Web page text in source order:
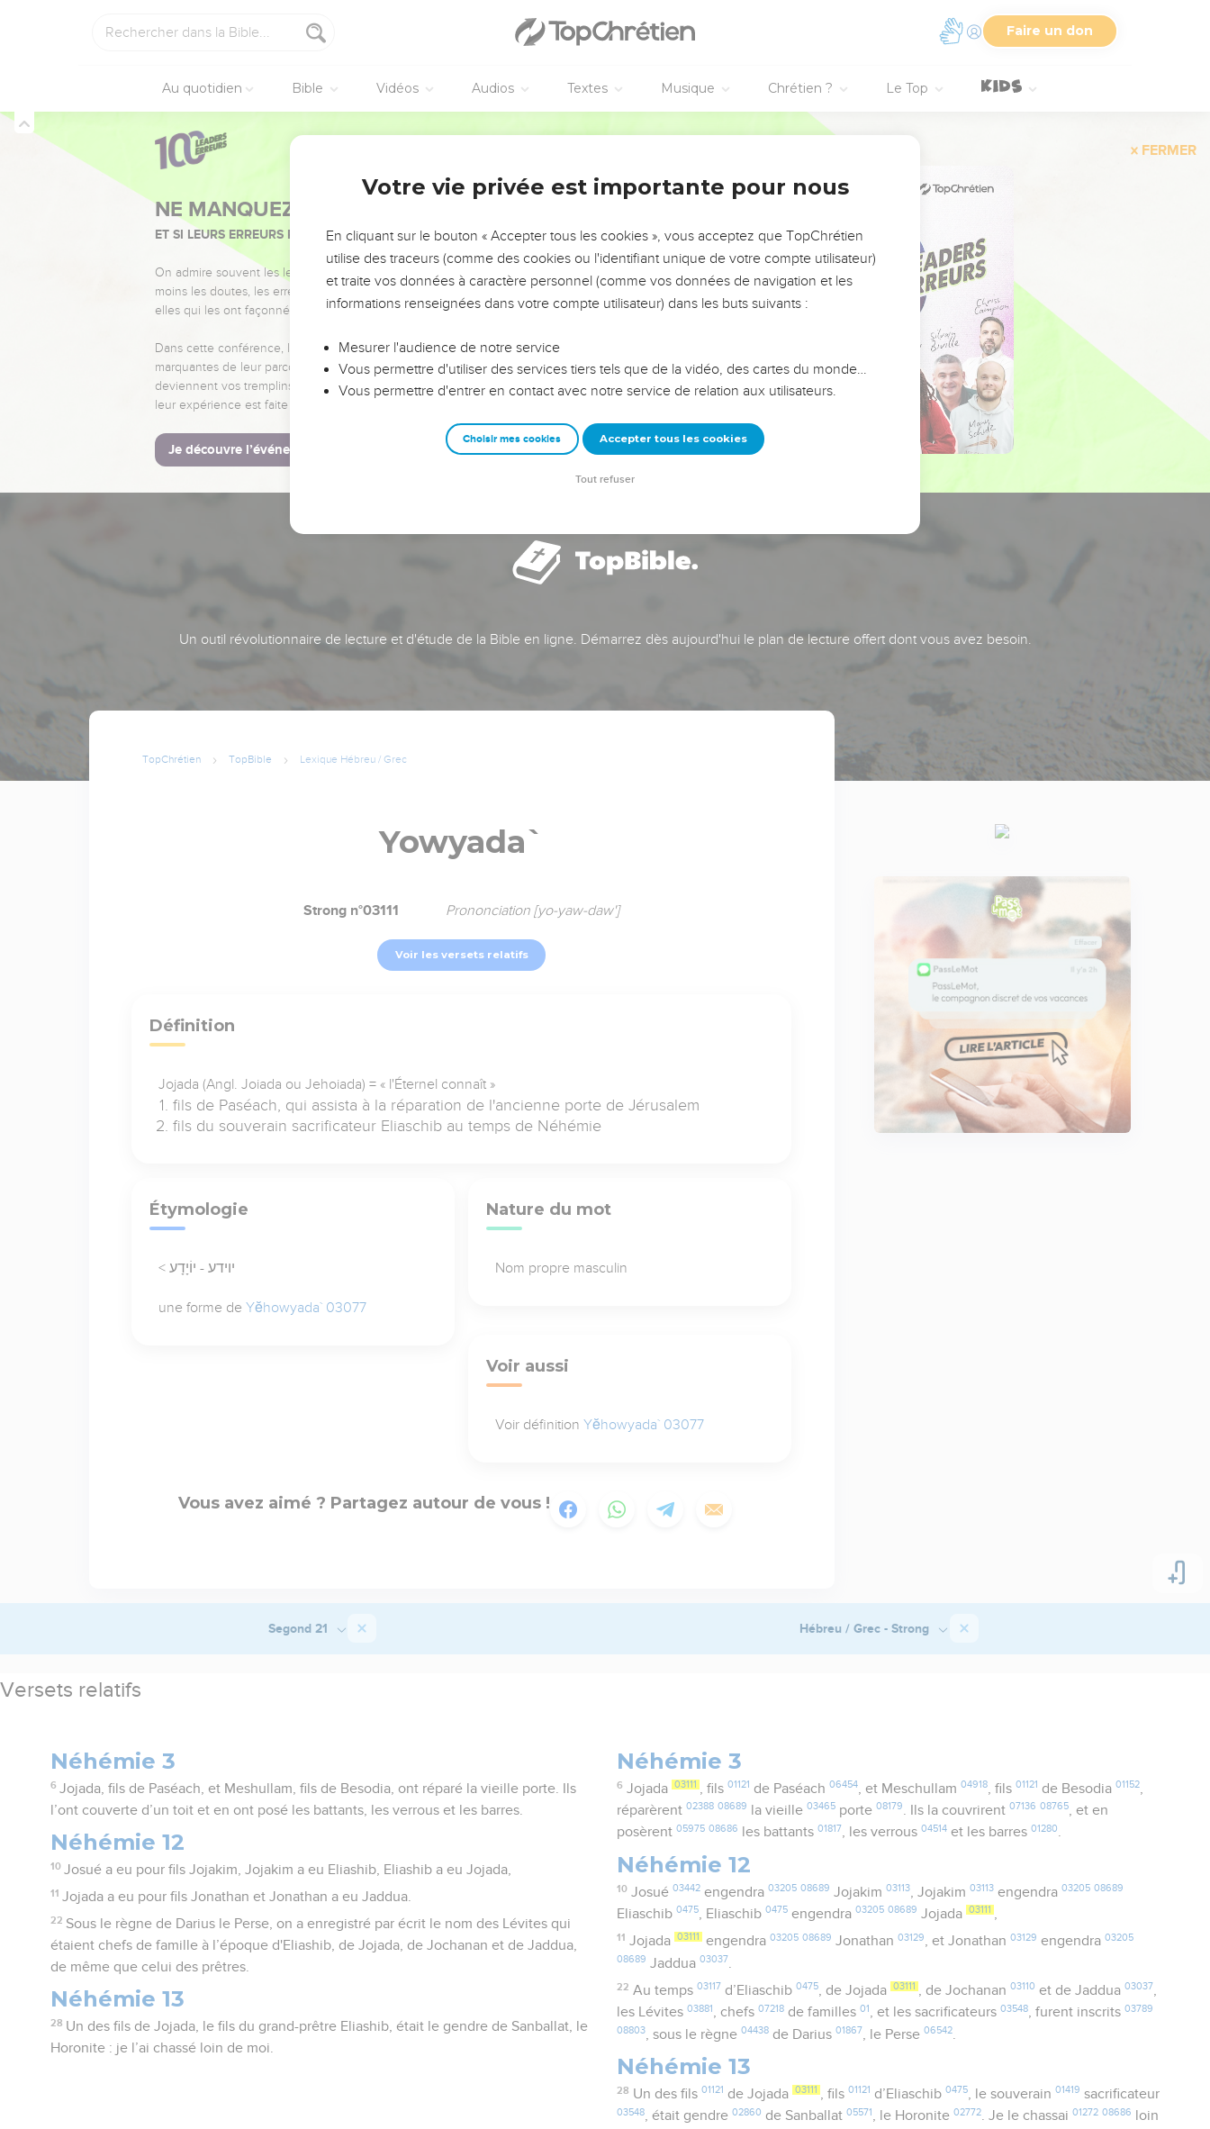
Faire un don
Au quotidien Bible Vidéos Audios Textes Musique Chrétien ? Le Top
FERMER
NE MANQUEZ PAS L’ÉVÉNEMENT DE L’ANNÉE !
ET SI LEURS ERREURS POUVAIENT VOUS ÉVITER LES VOTRES ?
On admire souvent les leaders pour leurs réussites, leur impact, leur foi ou leur vision. Mais on voit
moins les doutes, les erreurs et les saisons difficiles qu'ils ont traversés, alors même que ce sont
elles qui les ont façonnés.
Dans cette conférence, leaders, entrepreneurs, et responsables reviennent sur les erreurs
marquantes de leur parcours et les clés pour avancer avec plus de sagesse afin que leurs erreurs
deviennent vos tremplins. Que vous guidiez un ministère, une équipe, un groupe ou une famille,
leur expérience est faite pour vous.
Je découvre l’événement
Un outil révolutionnaire de lecture et d'étude de la Bible en ligne. Démarrez dès aujourd'hui le plan de lecture offert dont vous avez besoin.
TopChrétien TopBible Lexique Hébreu / Grec
Yowyada`
Strong n°03111 Prononciation [yo-yaw-daw']
Voir les versets relatifs
Définition
Jojada (Angl. Joiada ou Jehoiada) = « l'Éternel connaît »
fils de Paséach, qui assista à la réparation de l'ancienne porte de Jérusalem
fils du souverain sacrificateur Eliaschib au temps de Néhémie
Étymologie
< יוידע - יוֹיָדָע
une forme de Yĕhowyada` 03077
Nature du mot
Nom propre masculin
Voir aussi
Voir définition Yĕhowyada` 03077
Vous avez aimé ? Partagez autour de vous !
Segond 21 Hébreu / Grec - Strong
Versets relatifs
Néhémie 3
6 Jojada, fils de Paséach, et Meshullam, fils de Besodia, ont réparé la vieille porte. Ils
l’ont couverte d’un toit et en ont posé les battants, les verrous et les barres.
Néhémie 12
10 Josué a eu pour fils Jojakim, Jojakim a eu Eliashib, Eliashib a eu Jojada,
11 Jojada a eu pour fils Jonathan et Jonathan a eu Jaddua.
22 Sous le règne de Darius le Perse, on a enregistré par écrit le nom des Lévites qui
étaient chefs de famille à l’époque d'Eliashib, de Jojada, de Jochanan et de Jaddua,
de même que celui des prêtres.
Néhémie 13
28 Un des fils de Jojada, le fils du grand-prêtre Eliashib, était le gendre de Sanballat, le
Horonite : je l’ai chassé loin de moi.
Néhémie 3
6 Jojada 03111 , fils 01121 de Paséach 06454, et Meschullam 04918, fils 01121 de Besodia 01152,
réparèrent02388 08689 la vieille03465 porte08179. Ils la couvrirent07136 08765, et en
posèrent05975 08686 les battants01817, les verrous04514 et les barres01280.
Néhémie 12
10 Josué 03442engendra 03205 08689 Jojakim 03113, Jojakim 03113engendra 03205 08689
Eliaschib0475, Eliaschib0475 engendra03205 08689 Jojada 03111 ,
11 Jojada 03111 engendra 03205 08689 Jonathan 03129, et Jonathan 03129 engendra 03205
08689 Jaddua03037
22 Au temps 03117 d’Eliaschib 0475, de Jojada 03111 , de Jochanan 03110 et de Jaddua 03037,
les Lévites03881, chefs07218 de familles01, et les sacrificateurs03548, furent inscrits03789
08803 , sous le règne04438 de Darius01867 , le Perse06542
Néhémie 13
28 Un des fils 01121 de Jojada 03111 , fils 01121 d’Eliaschib 0475, le souverain 01419 sacrificateur
03548, était gendre02860 de Sanballat05571, le Horonite02772. Je le chassai01272 08686
loin
Votre vie privée est importante pour nous
En cliquant sur le bouton « Accepter tous les cookies », vous acceptez que TopChrétien
utilise des traceurs (comme des cookies ou l'identifiant unique de votre compte utilisateur)
et traite vos données à caractère personnel (comme vos données de navigation et les
informations renseignées dans votre compte utilisateur) dans les buts suivants :
Mesurer l'audience de notre service
Vous permettre d'utiliser des services tiers tels que de la vidéo, des cartes du monde…
Vous permettre d'entrer en contact avec notre service de relation aux utilisateurs.
Choisir mes cookies Accepter tous les cookies
Tout refuser